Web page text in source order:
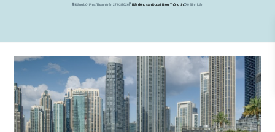
Đăng bởi Phat Thanh trên 27/03/2026 Bất động sản Dubai,Blog,Thông tin 0 Bình luận